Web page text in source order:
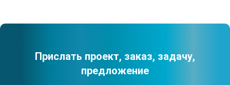
Прислать проект, заказ, задачу,
предложение